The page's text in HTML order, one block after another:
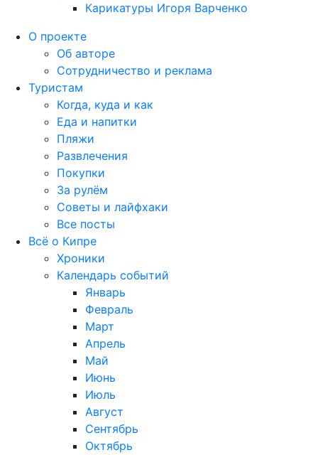
Карикатуры Игоря Варченко
О проекте
Об авторе
Сотрудничество и реклама
Туристам
Когда, куда и как
Еда и напитки
Пляжи
Развлечения
Покупки
За рулём
Советы и лайфхаки
Все посты
Всё о Кипре
Хроники
Календарь событий
Январь
Февраль
Март
Апрель
Май
Июнь
Июль
Август
Сентябрь
Октябрь